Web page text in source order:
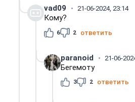
vad09 21-06-2024, 23:14
Кому?
6 2 ответить
paranoid 21-06-
Бегемоту
3 2 ответить